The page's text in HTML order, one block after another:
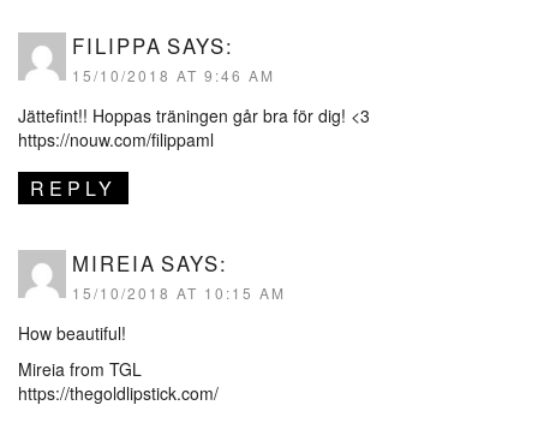
FILIPPA SAYS:
15/10/2018 AT 9:46 AM
Jättefint!! Hoppas träningen går bra för dig! <3
https://nouw.com/filippaml
REPLY
MIREIA SAYS:
15/10/2018 AT 10:15 AM
How beautiful!
Mireia from TGL
https://thegoldlipstick.com/